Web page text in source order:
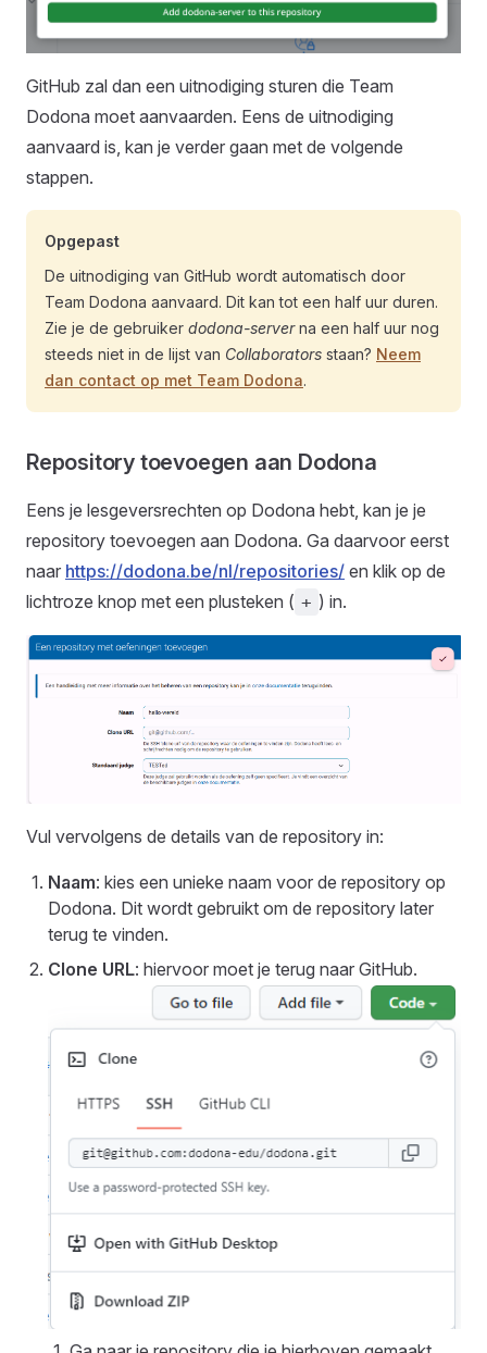
GitHub zal dan een uitnodiging sturen die Team
Dodona moet aanvaarden. Eens de uitnodiging
aanvaard is, kan je verder gaan met de volgende
stappen.
Opgepast
De uitnodiging van GitHub wordt automatisch door
Team Dodona aanvaard. Dit kan tot een half uur duren.
Zie je de gebruiker dodona-serverna een half uur nog
steeds niet in de lijst van Collaborators staan? Neem
dan contact op met Team Dodona.
Repository toevoegen aan Dodona
Eens je lesgeversrechten op Dodona hebt, kan je je
repository toevoegen aan Dodona. Ga daarvoor eerst
naar https://dodona.be/nl/repositories/ en klik op de
lichtroze knop met een plusteken ( + ) in.
Vul vervolgens de details van de repository in:
Naam: kies een unieke naam voor de repository op
Dodona. Dit wordt gebruikt om de repository later
terug te vinden.
Clone URL: hiervoor moet je terug naar GitHub.